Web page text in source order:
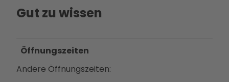
Ausb
ildun
Gut zu wissen
Öffnungszeiten
Andere Öffnungszeiten: